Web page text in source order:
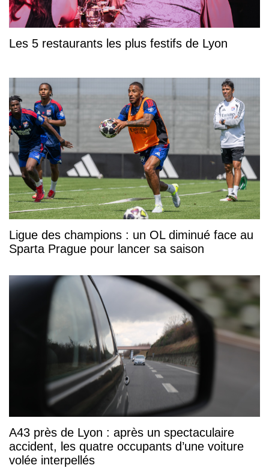
Les 5 restaurants les plus festifs de Lyon
Ligue des champions : un OL diminué face au
Sparta Prague pour lancer sa saison
A43 près de Lyon : après un spectaculaire
accident, les quatre occupants d’une voiture
volée interpellés